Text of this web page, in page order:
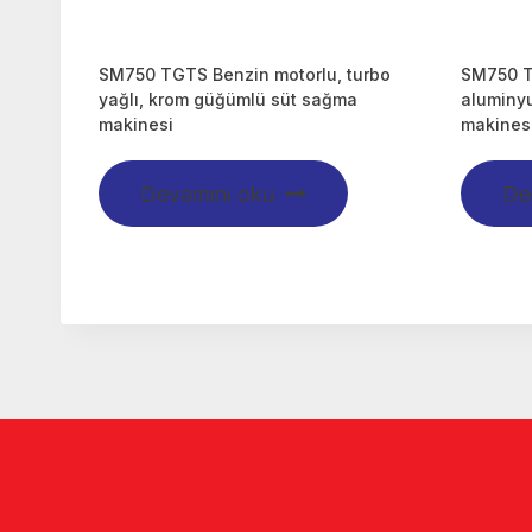
SM750 TGTS Benzin motorlu, turbo
yağlı, krom güğümlü süt sağma
makinesi
Devamını oku
SM750